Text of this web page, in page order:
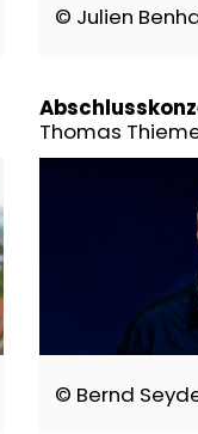
© Julien
Thomas
© Bernd